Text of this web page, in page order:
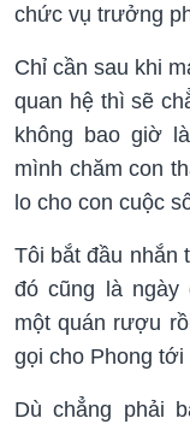
chức vụ trưởng
Chỉ cần sau khi
quan hệ thì sẽ
không bao giờ
mình chăm con
lo cho con cuộc
Tôi bắt đầu nhắn
đó cũng là ngày
một quán rượu
gọi cho Phong tới
Dù chẳng phải